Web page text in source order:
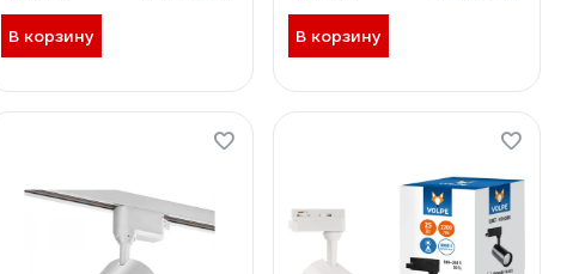
20W/03B
В корзину В корзину